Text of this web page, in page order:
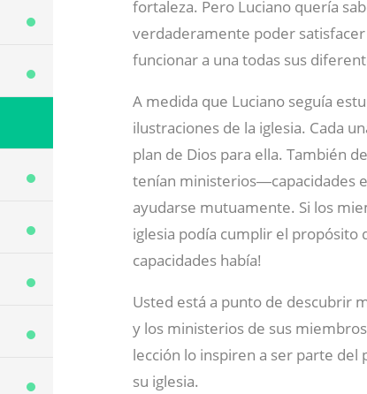
fortaleza. Pero Luciano quería
verdaderamente poder
funcionar a una todas sus
A medida que Luciano seguía
ilustraciones de la iglesia. Cada
plan de Dios para ella. También
tenían ministerios―capacidades
ayudarse mutuamente. Si los
iglesia podía cumplir el propósito
capacidades había!
Usted está a punto de descubrir
y los ministerios de sus
lección lo inspiren a ser parte del
su iglesia.